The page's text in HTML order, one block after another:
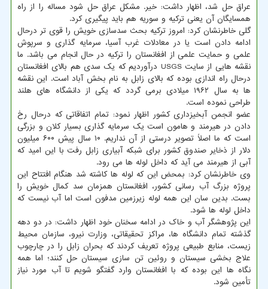
عراق حل شد، اظهار داشت: خیر. مشکل عراق حل شود مساله را از راه
همسایگان آن یعنی ترکیه و سوریه هم باید پیگیری کرد.
گلی خاطرنشان کرد: امروز ترکیه بحث سدسازی خویش را قوی تر درحال
ادامه دادن است یا در معادلات غرب آسیا، سرمایه گذاری و سرپوش
علمی و حمایت علمی از افغانستان را ترکیه در حال انجام می باشد. ما
نقشه هایی از سایت USGS درآوردیم که یک سدی هم بالای افغانستان
درحال راه اندازی بوده که بالای زابل به نام بخش آباد است. این نقشه
ها به سال ۱۹۶۲ میلادی برمی گردد که یکی از دانشگاه های هلند
طراحی نموده است.
عضو انجمن آبخیزداری کشور اظهار نمود: تمام اتفاقاتی که درحال رخ
دادن در هیرمند و هامون است یک سرمایه گذاری بسیار کلان و بزرگی
است که ما اصلاً تصویر درستی از آن نداریم. ۱۰ سال پیش ۶۰۰ میلیون
دلار از ذخایر صندوق کشور برای شبکه آبیاری زابل رفت با این امید که
آبی از هیرمند می آید که داخل لوله ها می رود.
وی خاطرنشان کرد: بمحض این که لوله ها کاشته شد هنگام افتتاح این
پروژه بزرگ آب رسانی کشور، افغانستان همزمان سد کمال خویش را
بست. بدین سان این همه لوله زیرزمین مدفون است اما آب نیست که
داخل لوله ها شود.
این پژوهشگر آب و خاک در ادامه سخنان خود اظهار داشت: در دو دهه
گذشته تمام دانشگاه ها، مراکز تحقیقاتی، وزارت نیرو، سازمان محیط
زیست، منابع طبیعی پروژه تعریف کردند که بحران زابل را در چارچوب
علاج بخشی سیستان و روئین تن سازی سیستان حل کنند؛ اما همه
نگاه ها این بوده که با افغانستان وارد گفتگو شویم تا آب مورد نیاز
تأمین شود.